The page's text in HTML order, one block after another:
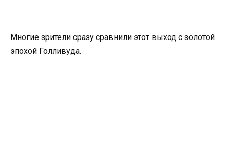
Многие зрители сразу сравнили этот выход с золотой
эпохой Голливуда.